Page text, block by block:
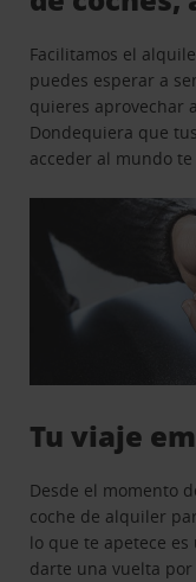
Facilitamos el
puedes esperar a
quieres aprovechar
Dondequiera que
acceder al mundo
Tu viaje
Desde el momento
coche de alquiler
lo que te apetece
darte una vuelta